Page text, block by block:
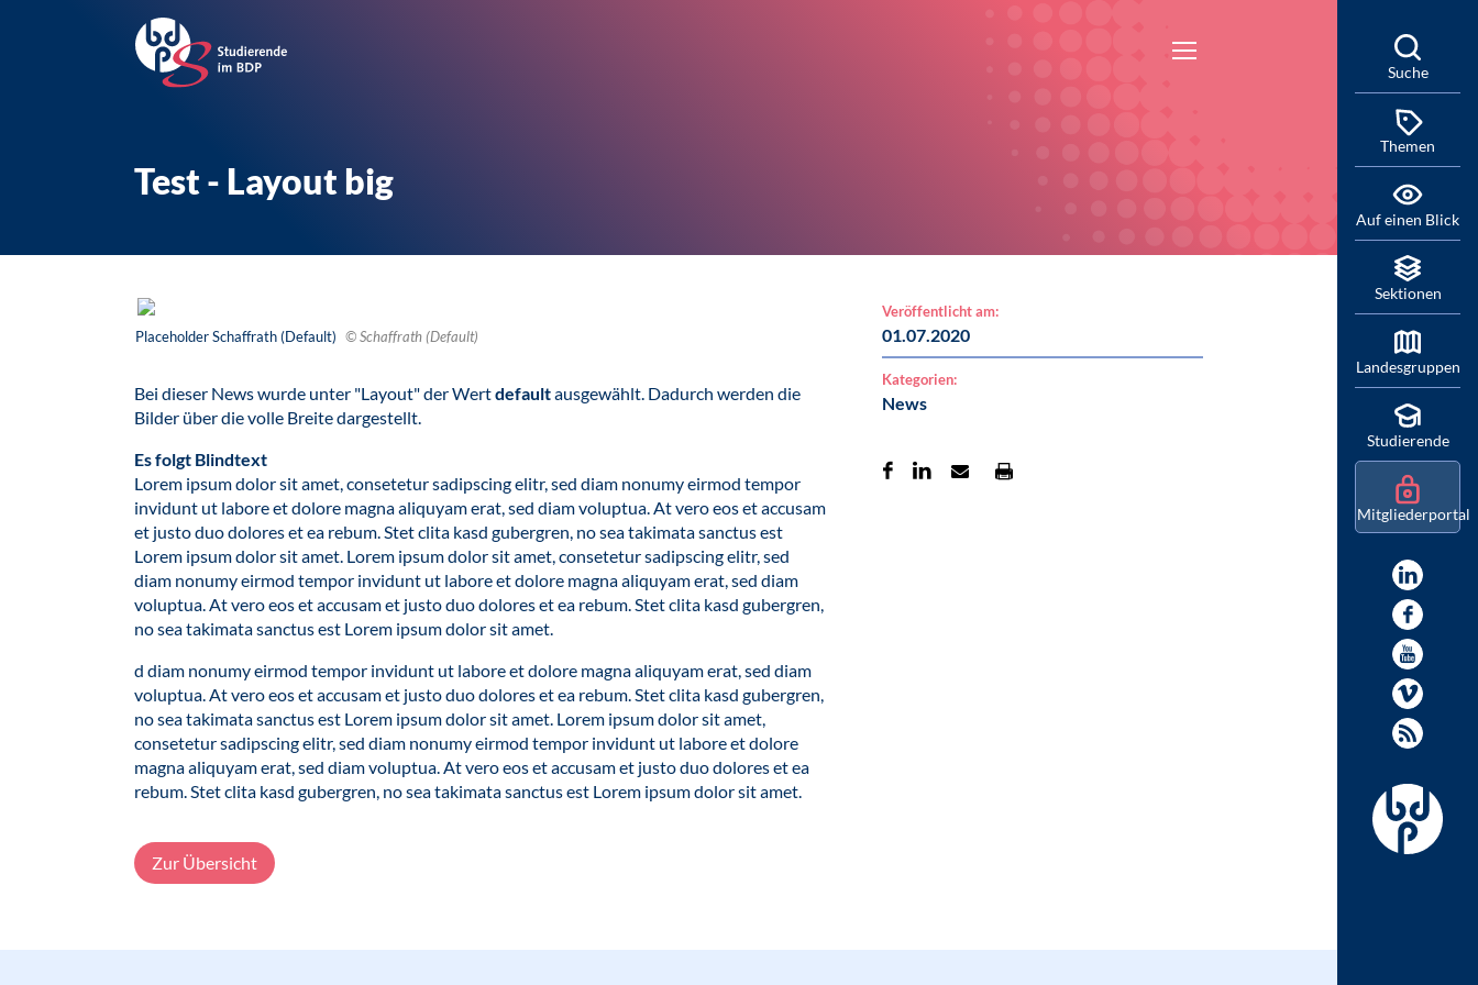
Test - Layout big
Placeholder Schaffrath (Default) © Schaffrath (Default)
Bei dieser News wurde unter "Layout" der Wertdefaultausgewählt. Dadurch werden die
Bilder über die volle Breite dargestellt.
Es folgt Blindtext
Lorem ipsum dolor sit amet, consetetur sadipscing elitr, sed diam nonumy eirmod tempor
invidunt ut labore et dolore magna aliquyam erat, sed diam voluptua. At vero eos et accusam
et justo duo dolores et ea rebum. Stet clita kasd gubergren, no sea takimata sanctus est
Lorem ipsum dolor sit amet. Lorem ipsum dolor sit amet, consetetur sadipscing elitr, sed
diam nonumy eirmod tempor invidunt ut labore et dolore magna aliquyam erat, sed diam
voluptua. At vero eos et accusam et justo duo dolores et ea rebum. Stet clita kasd gubergren,
no sea takimata sanctus est Lorem ipsum dolor sit amet.
d diam nonumy eirmod tempor invidunt ut labore et dolore magna aliquyam erat, sed diam
voluptua. At vero eos et accusam et justo duo dolores et ea rebum. Stet clita kasd gubergren,
no sea takimata sanctus est Lorem ipsum dolor sit amet. Lorem ipsum dolor sit amet,
consetetur sadipscing elitr, sed diam nonumy eirmod tempor invidunt ut labore et dolore
magna aliquyam erat, sed diam voluptua. At vero eos et accusam et justo duo dolores et ea
rebum. Stet clita kasd gubergren, no sea takimata sanctus est Lorem ipsum dolor sit amet.
Veröffentlicht am:
01.07.2020
Kategorien:
News
Zur Übersicht
Suche
Themen
Auf einen Blick
Sektionen
Landesgruppen
Studierende
Mitgliederportal